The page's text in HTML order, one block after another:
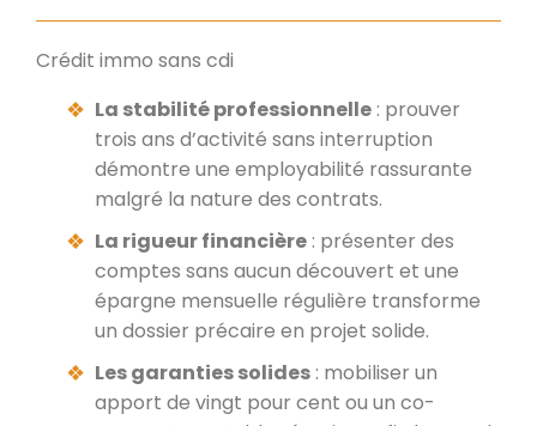
Crédit immo sans cdi
La stabilité professionnelle : prouver
trois ans d’activité sans interruption
démontre une employabilité rassurante
malgré la nature des contrats.
La rigueur financière : présenter des
comptes sans aucun découvert et une
épargne mensuelle régulière transforme
un dossier précaire en projet solide.
Les garanties solides : mobiliser un
apport de vingt pour cent ou un co-